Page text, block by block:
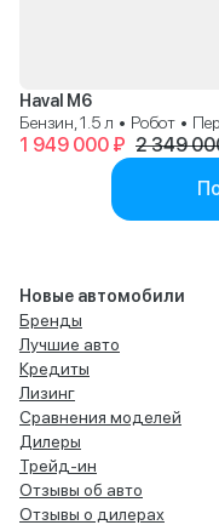
Haval M6
1 949 000 ₽ 2 349
Новые автомобили
Бренды
Лучшие авто
Кредиты
Лизинг
Сравнения моделей
Дилеры
Трейд-ин
Отзывы об авто
Отзывы о дилерах